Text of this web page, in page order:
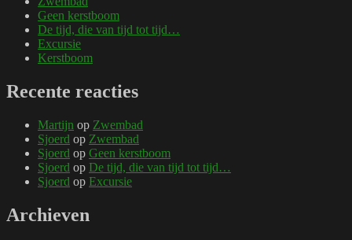
Geen kerstboom
De tijd, die van tijd tot tijd…
Excursie
Kerstboom
Recente reacties
Martijn op Zwembad
Sjoerd op Zwembad
Sjoerd op Geen kerstboom
Sjoerd op De tijd, die van tijd tot tijd…
Sjoerd op Excursie
Archieven